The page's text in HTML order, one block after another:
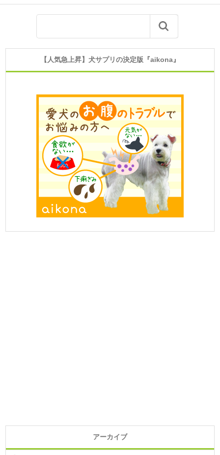
【人気急上昇】犬サプリの決定版『aikona』
アーカイブ